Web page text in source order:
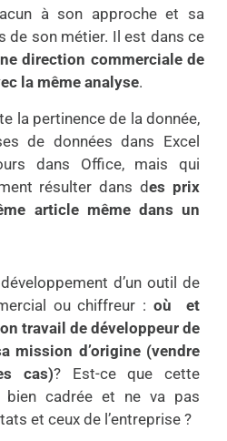
à son approche et sa
de son métier. Il est dans ce
direction commerciale de
la même analyse.
la pertinence de la donnée,
de données dans Excel
dans Office, mais qui
résulter dans des prix
article même dans un
d’un outil de
ou chiffreur :où et
travail de développeur de
mission d’origine (vendre
cas)? Est-ce que cette
bien cadrée et ne va pas
et ceux de l’entreprise ?